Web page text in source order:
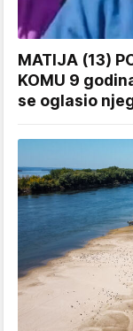
MATIJA (13)
KOMU 9
se oglasio